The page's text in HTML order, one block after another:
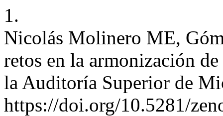
1.
Nicolás Molinero ME,
retos en la armonización
la Auditoría Superior de
https://doi.org/10.5281/